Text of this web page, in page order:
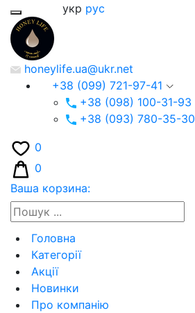
укр рус
honeylife.ua@ukr.net
+38 (099) 721-97-41
+38 (098) 100-31-93
+38 (093) 780-35-30
0
0
Ваша корзина:
Головна
Категорії
Акції
Новинки
Про компанію